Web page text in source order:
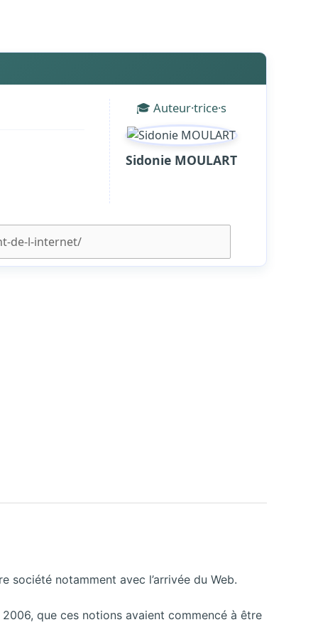
🎓 Auteur·trice·s
Sidonie MOULART
notamment avec l’arrivée du Web.
que ces notions avaient commencé à être